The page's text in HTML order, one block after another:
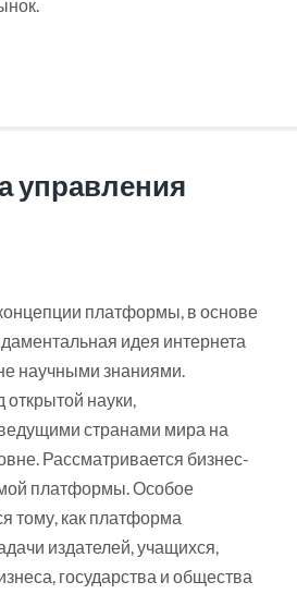
управления
платформы, в основе
идея интернета
научными знаниями.
науки,
странами мира на
Рассматривается бизнес-
платформы. Особое
тому, как платформа
издателей, учащихся,
государства и общества